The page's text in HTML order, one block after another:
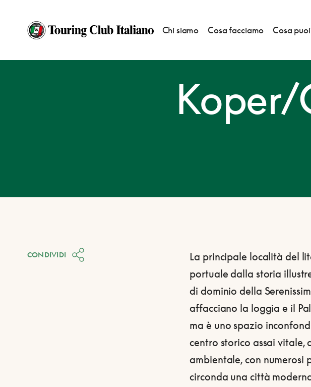
Chi siamo Cosa facciamo Cosa
HOME DESTINAZIONI KOPER/CAPODISTRIA
Koper/
La principale località del
portuale dalla storia
di dominio della
affacciano la loggia e il
ma è uno spazio
centro storico assai
ambientale, con numerosi
circonda una città
CONDIVIDI